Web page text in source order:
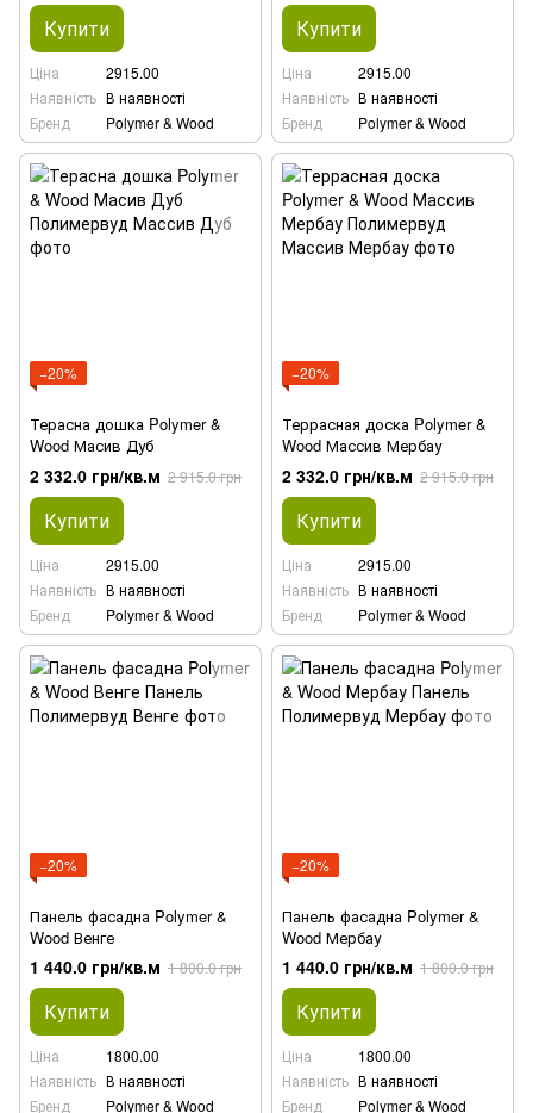
Купити
Ціна
2915.00
Наявність В наявності
Бренд
Polymer & Wood
Купити
Ціна
2915.00
Наявність В наявності
Бренд
Polymer & Wood
−20%
Терасна дошка Polymer &
Wood Масив Дуб
2 332.0 грн/кв.м 2 915.0 грн
Купити
Ціна
2915.00
Наявність В наявності
Бренд
Polymer & Wood
−20%
Террасная доска Polymer &
Wood Массив Мербау
2 332.0 грн/кв.м 2 915.0 грн
Купити
Ціна
2915.00
Наявність В наявності
Бренд
Polymer & Wood
−20%
Панель фасадна Polymer &
Wood Венге
1 440.0 грн/кв.м 1 800.0 грн
Купити
Ціна
1800.00
Наявність В наявності
Бренд
Polymer & Wood
−20%
Панель фасадна Polymer &
Wood Мербау
1 440.0 грн/кв.м 1 800.0 грн
Купити
Ціна
1800.00
Наявність В наявності
Бренд
Polymer & Wood